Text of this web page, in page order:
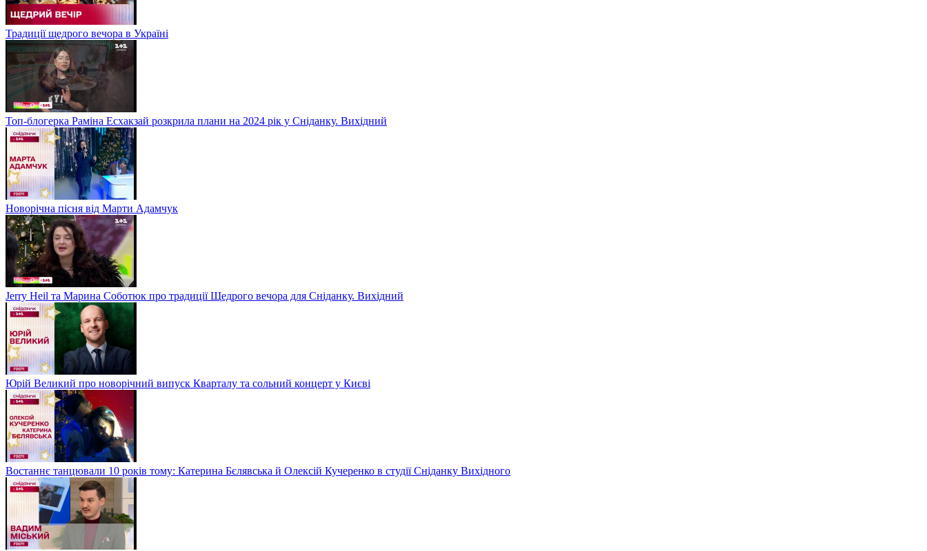
Традиції щедрого вечора в Україні
Топ-блогерка Раміна Есхакзай розкрила плани на 2024 рік у Сніданку. Вихідний
Новорічна пісня від Марти Адамчук
Jerry Heil та Марина Соботюк про традиції Щедрого вечора для Сніданку. Вихідний
Юрій Великий про новорічний випуск Кварталу та сольний концерт у Києві
Востаннє танцювали 10 років тому: Катерина Бєлявська й Олексій Кучеренко в студії Сніданку Вихідного